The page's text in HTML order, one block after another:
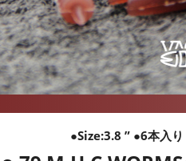
●Size:3.8 ” ●6本入り